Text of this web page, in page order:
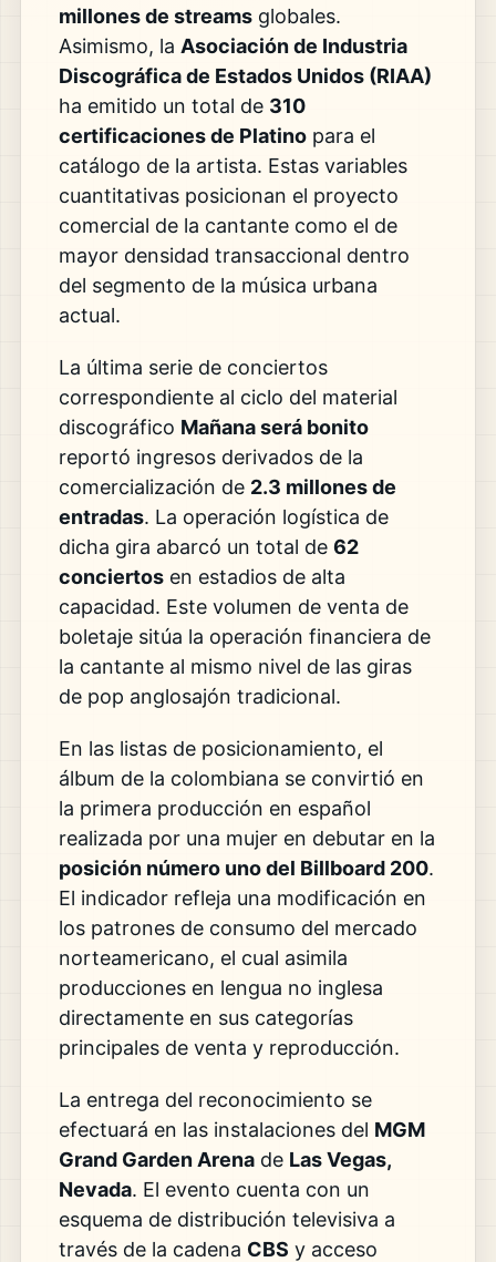
millones de streamsglobales.
Asimismo, la Asociación de Industria
Discográfica de Estados Unidos (RIAA)
ha emitido un total de 310
certificaciones de Platinopara el
catálogo de la artista. Estas variables
cuantitativas posicionan el proyecto
comercial de la cantante como el de
mayor densidad transaccional dentro
del segmento de la música urbana
actual.
La última serie de conciertos
correspondiente al ciclo del material
discográfico Mañana será bonito
reportó ingresos derivados de la
comercialización de 2.3 millones de
entradas. La operación logística de
dicha gira abarcó un total de 62
conciertosen estadios de alta
capacidad. Este volumen de venta de
boletaje sitúa la operación financiera de
la cantante al mismo nivel de las giras
de pop anglosajón tradicional.
En las listas de posicionamiento, el
álbum de la colombiana se convirtió en
la primera producción en español
realizada por una mujer en debutar en la
posición número uno del Billboard 200.
El indicador refleja una modificación en
los patrones de consumo del mercado
norteamericano, el cual asimila
producciones en lengua no inglesa
directamente en sus categorías
principales de venta y reproducción.
La entrega del reconocimiento se
efectuará en las instalaciones del MGM
Grand Garden Arenade Las Vegas,
Nevada. El evento cuenta con un
esquema de distribución televisiva a
través de la cadena CBS y acceso